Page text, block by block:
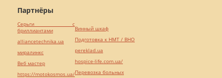
Партнёры
Серьги с
бриллиантами
alliancetechnika.ua
миралинкс
Веб мастер
https://motokosmos.ua/
Винный шкаф
Подготовка к НМТ / ВНО
pereklad.ua
hospice-life.com.ua/
Перевозка больных